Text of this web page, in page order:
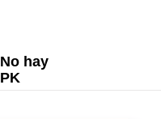
No hay
PK